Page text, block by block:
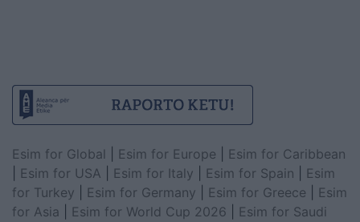
Esim for Global Esim for Europe
Esim for Caribbean
Esim for USA Esim for Italy Esim for Spain
Esim
for Turkey
Esim for Germany Esim for Greece
Esim
for Asia
Esim for World Cup 2026
Esim for Saudi